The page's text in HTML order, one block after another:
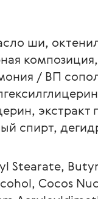
ши,
/ ВП
спирт,
Stearate,
Cocos